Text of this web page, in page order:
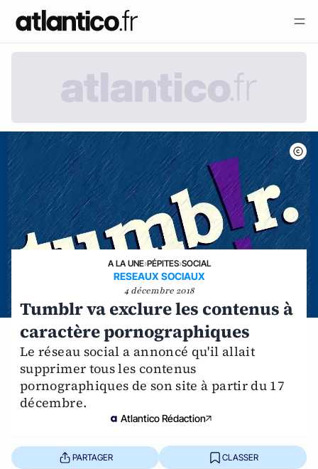
A LA UNE›PÉPITES›SOCIAL
RESEAUX SOCIAUX
4 décembre 2018
Tumblr va exclure les contenus à
caractère pornographiques
Le réseau social a annoncé qu'il allait
supprimer tous les contenus
pornographiques de son site à partir du 17
décembre.
Atlantico Rédaction
PARTAGER CLASSER